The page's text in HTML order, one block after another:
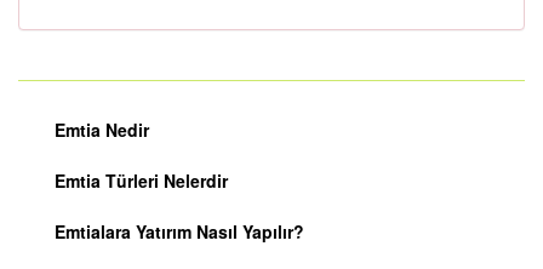
Emtia Nedir
Emtia Türleri Nelerdir
Emtialara Yatırım Nasıl Yapılır?